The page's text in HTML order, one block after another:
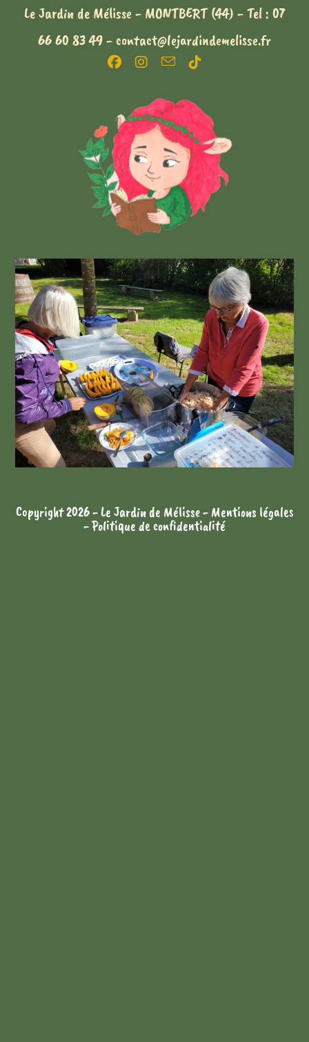
Le Jardin de Mélisse - MONTBERT (44) - Tel : 07
66 60 83 49 - contact@lejardindemelisse.fr
Copyright 2026 - Le Jardin de Mélisse - Mentions légales
-Politique de confidentialité